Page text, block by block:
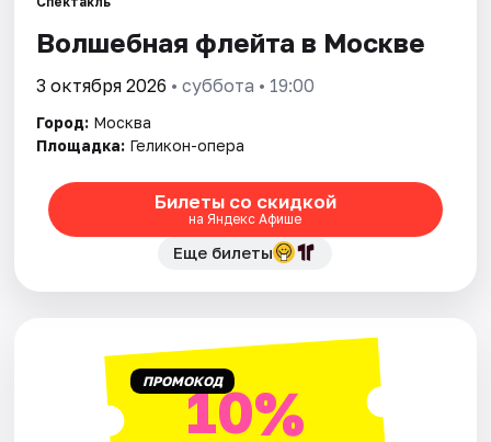
Площадки
Артисты
Рейтинги
Волшебная флейта в Москве
3 октября 2026 • суббота • 19:00
Город: Москва
Площадка: Геликон-опера
Билеты со скидкой
на Яндекс Афише
Еще билеты
ПРОМОКОД10%